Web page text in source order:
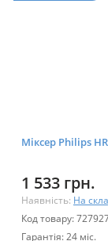
Міксер Philips
1 533 грн.
Наявність: На
Код товару:
Гарантія: 24 міс.